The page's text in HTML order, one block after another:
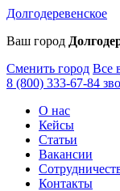
Долгодеревенское
Ваш город
Сменить город Все
8 (800) 333-67-84
О нас
Кейсы
Статьи
Вакансии
Контакты